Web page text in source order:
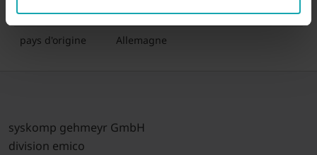
numéro tarifaire 39042200
pays d'origine Allemagne
syskomp gehmeyr GmbH
division emico